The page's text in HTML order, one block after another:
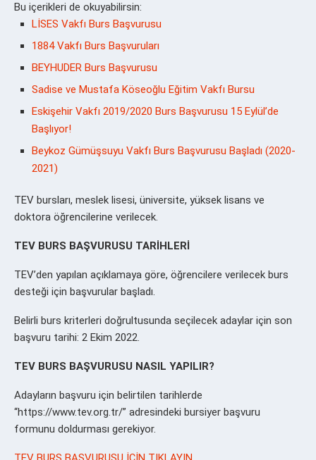
Bu içerikleri de okuyabilirsin:
LİSES Vakfı Burs Başvurusu
1884 Vakfı Burs Başvuruları
BEYHUDER Burs Başvurusu
Sadise ve Mustafa Köseoğlu Eğitim Vakfı Bursu
Eskişehir Vakfı 2019/2020 Burs Başvurusu 15 Eylül’de
Başlıyor!
Beykoz Gümüşsuyu Vakfı Burs Başvurusu Başladı (2020-
2021)
TEV bursları, meslek lisesi, üniversite, yüksek lisans ve
doktora öğrencilerine verilecek.
TEV BURS BAŞVURUSU TARİHLERİ
TEV’den yapılan açıklamaya göre, öğrencilere verilecek burs
desteği için başvurular başladı.
Belirli burs kriterleri doğrultusunda seçilecek adaylar için son
başvuru tarihi: 2 Ekim 2022.
TEV BURS BAŞVURUSU NASIL YAPILIR?
Adayların başvuru için belirtilen tarihlerde
“https://www.tev.org.tr/” adresindeki bursiyer başvuru
formunu doldurması gerekiyor.